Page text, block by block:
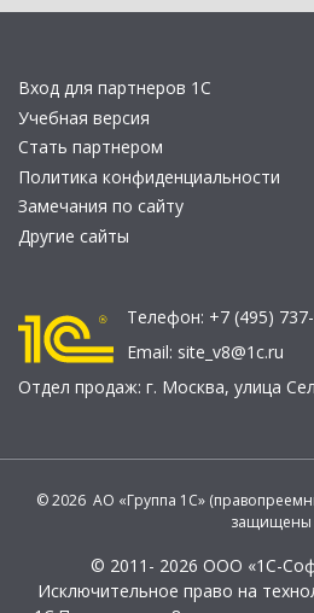
Вход для партнеров 1С
Учебная версия
Стать партнером
Политика конфиденциальности
Замечания по сайту
Другие сайты
Телефон: +7 (495)
Email: site_v8@1c.ru
Отдел продаж: г. Москва, улица
© 2026 АО «Группа 1С»
защищены
© 2011- 2026 ООО «1С-
Исключительное право на